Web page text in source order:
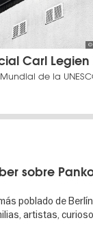
©
Carl Legien
de la
sobre
poblado de
artistas,